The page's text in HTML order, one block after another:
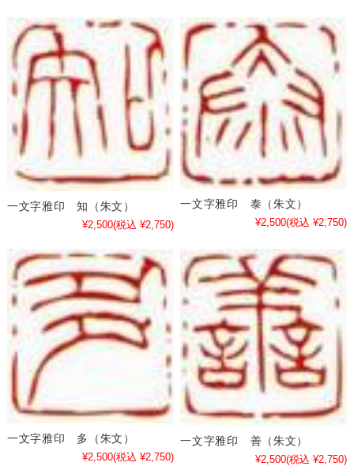
一文字雅印 知（朱文）
¥2,500(税込 ¥2,750)
一文字雅印 泰（朱文）
¥2,500(税込 ¥2,750)
一文字雅印 多（朱文）
¥2,500(税込 ¥2,750)
一文字雅印 善（朱文）
¥2,500(税込 ¥2,750)